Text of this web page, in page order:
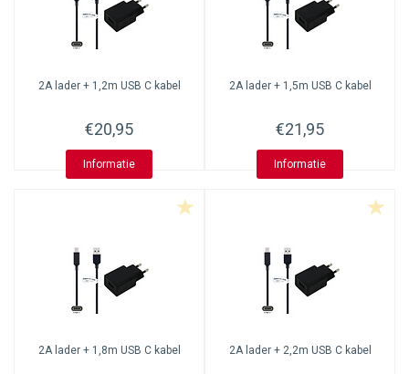
2A lader + 1,2m USB C kabel
€20,95
Informatie
2A lader + 1,5m USB C kabel
€21,95
Informatie
2A lader + 1,8m USB C kabel 2A lader + 2,2m USB C kabel